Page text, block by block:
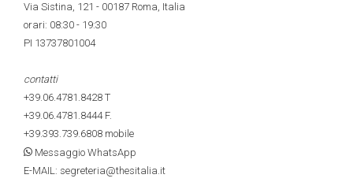
Via Sistina, 121 - 00187 Roma, Italia
orari: 08:30 - 19:30
PI 13737801004
contatti
+39.06.4781.8428 T
+39.06.4781.8444F.
+39.393.739.6808 mobile
Messaggio WhatsApp
E-MAIL: segreteria@thesitalia.it